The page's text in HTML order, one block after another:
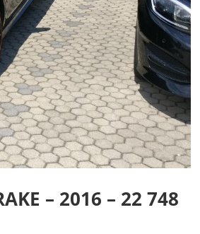
– 2016 – 22 748